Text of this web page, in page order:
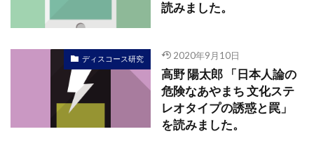
読みました。
ディスコース研究 2020年9月10日
高野 陽太郎 「日本人論の
危険なあやまち 文化ステ
レオタイプの誘惑と罠」
を読みました。